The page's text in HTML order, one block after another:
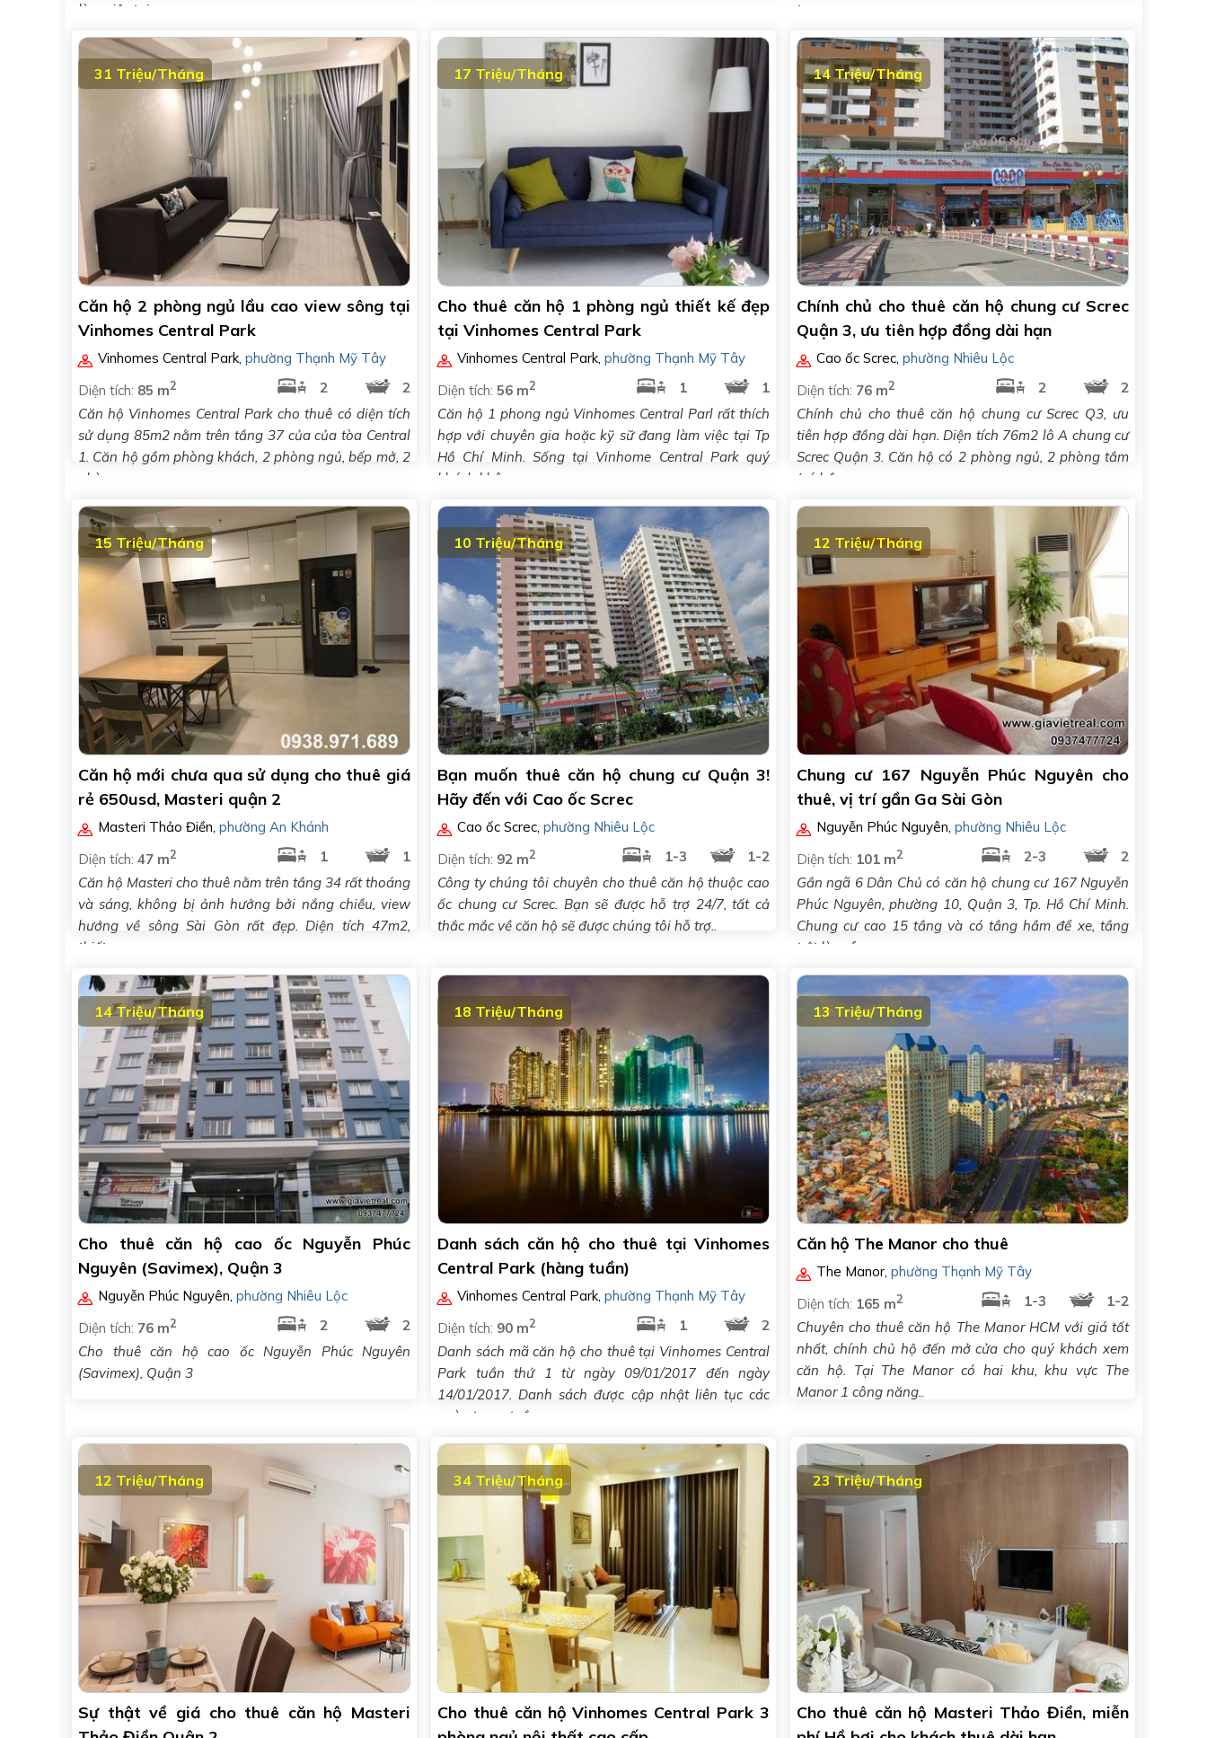
làm việc tại..
trong..
31 Triệu/Tháng
Căn hộ 2 phòng ngủ lầu cao view sông tại
Vinhomes Central Park
Vinhomes Central Park, phường Thạnh Mỹ Tây
Diện tích: 85 m2 2
2
Căn hộ Vinhomes Central Park cho thuê có diện tích
sử dụng 85m2 nằm trên tầng 37 của của tòa Central
1. Căn hộ gồm phòng khách, 2 phòng ngủ, bếp mở, 2
phòng..
17 Triệu/Tháng
Cho thuê căn hộ 1 phòng ngủ thiết kế đẹp
tại Vinhomes Central Park
Vinhomes Central Park, phường Thạnh Mỹ Tây
Diện tích: 56 m2 1
1
Căn hộ 1 phong ngủ Vinhomes Central Parl rất thích
hợp với chuyên gia hoặc kỹ sữ đang làm việc tại Tp
Hồ Chí Minh. Sống tại Vinhome Central Park quý
khách không..
14 Triệu/Tháng
Chính chủ cho thuê căn hộ chung cư Screc
Quận 3, ưu tiên hợp đồng dài hạn
Cao ốc Screc, phường Nhiêu Lộc
Diện tích: 76 m2 2
2
Chính chủ cho thuê căn hộ chung cư Screc Q3, ưu
tiên hợp đồng dài hạn. Diện tích 76m2 lô A chung cư
Screc Quận 3. Căn hộ có 2 phòng ngủ, 2 phòng tắm
(có bồn..
15 Triệu/Tháng
Căn hộ mới chưa qua sử dụng cho thuê giá
rẻ 650usd, Masteri quận 2
Masteri Thảo Điền, phường An Khánh
Diện tích: 47 m2 1
1
Căn hộ Masteri cho thuê nằm trên tầng 34 rất thoáng
và sáng, không bị ảnh hưởng bởi nắng chiều, view
hướng về sông Sài Gòn rất đẹp. Diện tích 47m2,
thiết..
10 Triệu/Tháng
Bạn muốn thuê căn hộ chung cư Quận 3!
Hãy đến với Cao ốc Screc
Cao ốc Screc, phường Nhiêu Lộc
Diện tích: 92 m2 1-3
1-2
Công ty chúng tôi chuyên cho thuê căn hộ thuộc cao
ốc chung cư Screc. Bạn sẽ được hỗ trợ 24/7, tất cả
thắc mắc về căn hộ sẽ được chúng tôi hỗ trợ..
12 Triệu/Tháng
Chung cư 167 Nguyễn Phúc Nguyên cho
thuê, vị trí gần Ga Sài Gòn
Nguyễn Phúc Nguyên, phường Nhiêu Lộc
Diện tích: 101 m2 2-3
2
Gần ngã 6 Dân Chủ có căn hộ chung cư 167 Nguyễn
Phúc Nguyên, phường 10, Quận 3, Tp. Hồ Chí Minh.
Chung cư cao 15 tầng và có tầng hầm để xe, tầng
trệt là cafe,..
14 Triệu/Tháng
Cho thuê căn hộ cao ốc Nguyễn Phúc
Nguyên (Savimex), Quận 3
Nguyễn Phúc Nguyên, phường Nhiêu Lộc
Diện tích: 76 m2 2
2
Cho thuê căn hộ cao ốc Nguyễn Phúc Nguyên
(Savimex), Quận 3
18 Triệu/Tháng
Danh sách căn hộ cho thuê tại Vinhomes
Central Park (hàng tuần)
Vinhomes Central Park, phường Thạnh Mỹ Tây
Diện tích: 90 m2 1
2
Danh sách mã căn hộ cho thuê tại Vinhomes Central
Park tuần thứ 1 từ ngày 09/01/2017 đến ngày
14/01/2017. Danh sách được cập nhật liên tục các
ngày trong tuần
13 Triệu/Tháng
Căn hộ The Manor cho thuê
The Manor, phường Thạnh Mỹ Tây
Diện tích: 165 m2 1-3
1-2
Chuyên cho thuê căn hộ The Manor HCM với giá tốt
nhất, chính chủ hộ đến mở cửa cho quý khách xem
căn hộ. Tại The Manor có hai khu, khu vực The
Manor 1 công năng..
12 Triệu/Tháng
Sự thật về giá cho thuê căn hộ Masteri
34 Triệu/Tháng
Cho thuê căn hộ Vinhomes Central Park 3
23 Triệu/Tháng
Cho thuê căn hộ Masteri Thảo Điền, miễn